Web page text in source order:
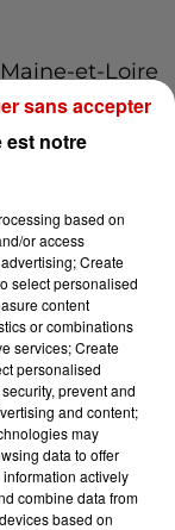
et-Loire
échanges...
Voir plus
pour le
2026 !
pour le
au
est notre
based on
or access
Create
select personalised
content
or combinations
services; Create
personalised
prevent and
and content;
may
data to offer
actively
combine data from
based on
sans accepter